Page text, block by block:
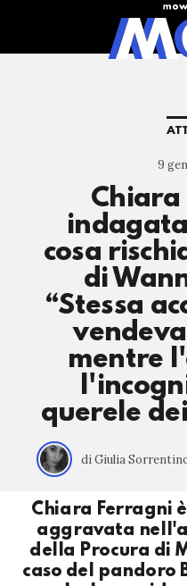
9
Chiara
cosa
di
“Stessa
mentre
querele
di Giulia
Chiara Ferragni
aggravata
della Procura di
caso del pandoro